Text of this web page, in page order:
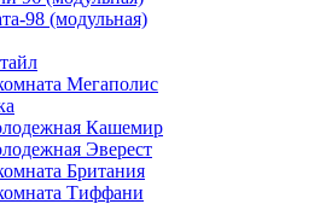
98 (модульная)
Мегаполис
Кашемир
Эверест
Британия
Тиффани